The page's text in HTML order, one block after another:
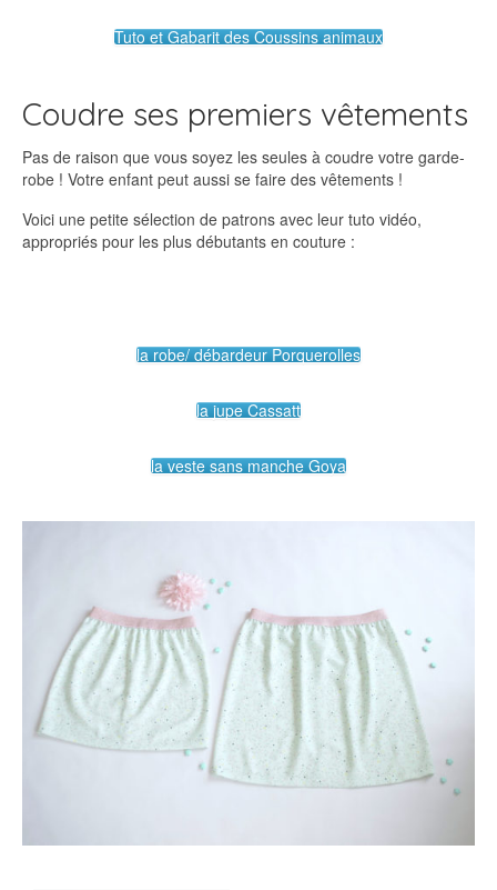
Tuto et Gabarit des Coussins animaux
Coudre ses premiers vêtements
Pas de raison que vous soyez les seules à coudre votre garde-
robe ! Votre enfant peut aussi se faire des vêtements !
Voici une petite sélection de patrons avec leur tuto vidéo,
appropriés pour les plus débutants en couture :
la robe/ débardeur Porquerolles
la jupe Cassatt
la veste sans manche Goya